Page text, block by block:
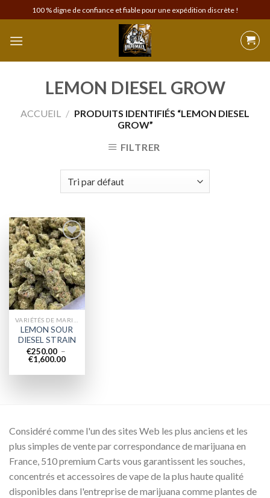
to
content
100 % digne de confiance et fiable pour une expédition discrète !
LEMON DIESEL GROW
ACCUEIL / PRODUITS IDENTIFIÉS “LEMON DIESEL
GROW”
FILTRER
Add to
wishlist
LEMON SOUR
DIESEL STRAIN
€250.00 –
€1,600.00Plage
prix :
Considéré comme l'un des sites Web les plus anciens et les
plus simples de vente par correspondance de marijuana en
France, 510 premium Carts vous garantissent les souches,
concentrés et accessoires de vape de la plus haute qualité
disponibles dans l'entreprise de marijuana comme plantes de